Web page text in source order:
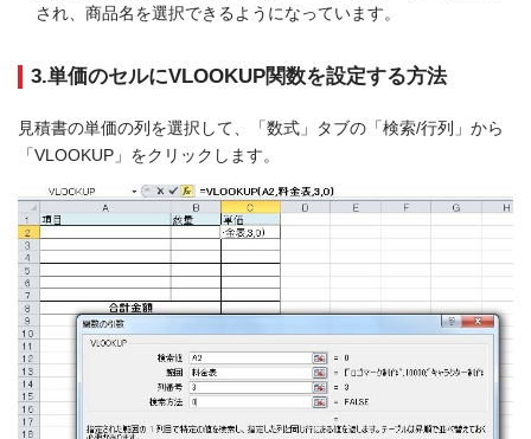
され、商品名を選択できるようになっています。
3.単価のセルにVLOOKUP関数を設定する方法
見積書の単価の列を選択して、「数式」タブの「検索/行列」から
「VLOOKUP」をクリックします。